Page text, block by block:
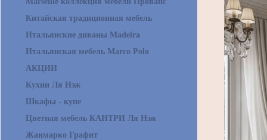
Китайская традиционная мебель
Итальянские диваны Madeira
Итальянская мебель Marco Polo
АКЦИИ
Кухни Ля Нэж
Шкафы - купе
Цветная мебель КАНТРИ Ля Нэж
Жанмарко Графит